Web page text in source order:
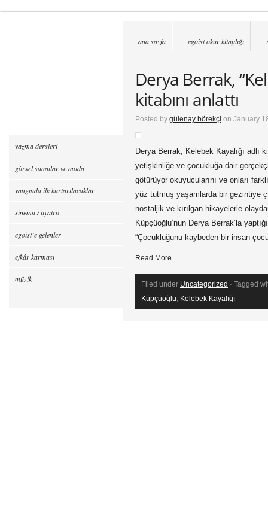
ana sayfa egoist okur kitaplığı
Derya Berrak,
kitabını anlattı
Posted by gülenay börekçi on January
Derya Berrak, Kelebek Kayalığı adlı
yetişkinliğe ve çocukluğa dair
götürüyor okuyucularını ve onları
yüz tutmuş yaşamlarda bir gezintiye
nostaljik ve kırılgan hikayelerle
Küpçüoğlu’nun Derya Berrak’la
“Çocukluğunu kaybeden bir insan
Read More
Filed under Uncategorized · Tagged
Küpçüoğlu, Kelebek Kayalığı
yazma dersleri
görsel sanatlar ve moda
yangında ilk kurtarılacaklar
sinema / tiyatro
egoist’e gelenler
efkâr karması
müzik